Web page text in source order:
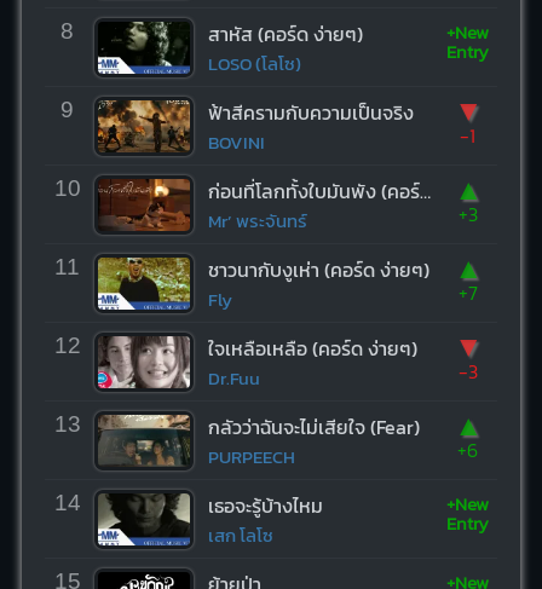
8 สาหัส (คอร์ด ง่ายๆ)
LOSO (โลโซ)
+New
Entry
9 ฟ้าสีครามกับความเป็นจริง
BOVINI
▼
-1
10 ก่อนที่โลกทั้งใบมันพัง (คอร์ด ง่ายๆ)
Mr’ พระจันทร์
▲
+3
11 ชาวนากับงูเห่า (คอร์ด ง่ายๆ)
Fly
▲
+7
12 ใจเหลือเหลือ (คอร์ด ง่ายๆ)
Dr.Fuu
▼
-3
13 กลัวว่าฉันจะไม่เสียใจ (Fear)
PURPEECH
▲
+6
14 เธอจะรู้บ้างไหม
เสก โลโซ
+New
Entry
15 +New